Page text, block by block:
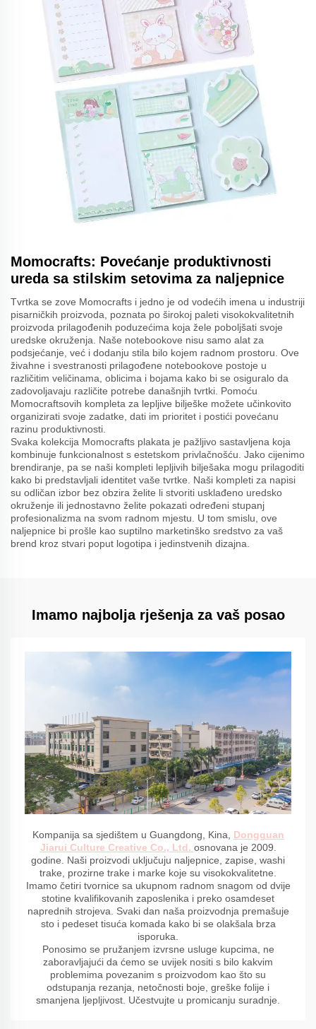
Momocrafts: Povećanje produktivnosti
ureda sa stilskim setovima za naljepnice
Tvrtka se zove Momocrafts i jedno je od vodećih imena u industriji
pisarničkih proizvoda, poznata po širokoj paleti visokokvalitetnih
proizvoda prilagođenih poduzećima koja žele poboljšati svoje
uredske okruženja. Naše notebookove nisu samo alat za
podsjećanje, već i dodanju stila bilo kojem radnom prostoru. Ove
živahne i svestranosti prilagođene notebookove postoje u
različitim veličinama, oblicima i bojama kako bi se osiguralo da
zadovoljavaju različite potrebe današnjih tvrtki. Pomoću
Momocraftsovih kompleta za lepljive bilješke možete učinkovito
organizirati svoje zadatke, dati im prioritet i postići povećanu
razinu produktivnosti.
Svaka kolekcija Momocrafts plakata je pažljivo sastavljena koja
kombinuje funkcionalnost s estetskom privlačnošću. Jako cijenimo
brendiranje, pa se naši kompleti lepljivih bilješaka mogu prilagoditi
kako bi predstavljali identitet vaše tvrtke. Naši kompleti za napisi
su odličan izbor bez obzira želite li stvoriti usklađeno uredsko
okruženje ili jednostavno želite pokazati određeni stupanj
profesionalizma na svom radnom mjestu. U tom smislu, ove
naljepnice bi prošle kao suptilno marketinško sredstvo za vaš
brend kroz stvari poput logotipa i jedinstvenih dizajna.
Imamo najbolja rješenja za vaš posao
Kompanija sa sjedištem u Guangdong, Kina, Dongguan
Jiarui Culture Creative Co., Ltd. osnovana je 2009.
godine. Naši proizvodi uključuju naljepnice, zapise, washi
trake, prozirne trake i marke koje su visokokvalitetne.
Imamo četiri tvornice sa ukupnom radnom snagom od dvije
stotine kvalifikovanih zaposlenika i preko osamdeset
naprednih strojeva. Svaki dan naša proizvodnja premašuje
sto i pedeset tisuća komada kako bi se olakšala brza
isporuka.
Ponosimo se pružanjem izvrsne usluge kupcima, ne
zaboravljajući da ćemo se uvijek nositi s bilo kakvim
problemima povezanim s proizvodom kao što su
odstupanja rezanja, netočnosti boje, greške folije i
smanjena ljepljivost. Učestvujte u promicanju suradnje.